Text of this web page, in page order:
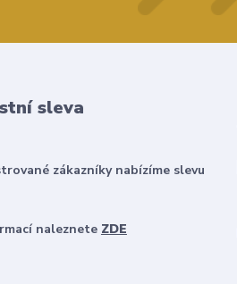
sleva
zákazníky nabízíme slevu
naleznete ZDE